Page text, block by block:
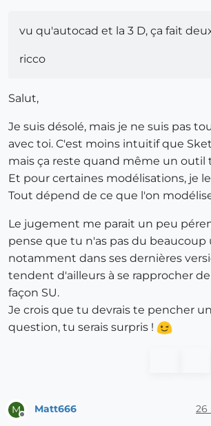
vu qu'autocad et la 3 D, ça fait
ricco
Salut,
Je suis désolé, mais je ne suis pas
avec toi. C'est moins intuitif que
mais ça reste quand même un outil
Et pour certaines modélisations, je
Tout dépend de ce que l'on
Le jugement me parait un peu
pense que tu n'as pas du beaucoup
notamment dans ses dernières
tendent d'ailleurs à se rapprocher
façon SU.
Je crois que tu devrais te pencher
question, tu serais surpris !
M
Offline
Matt666 26